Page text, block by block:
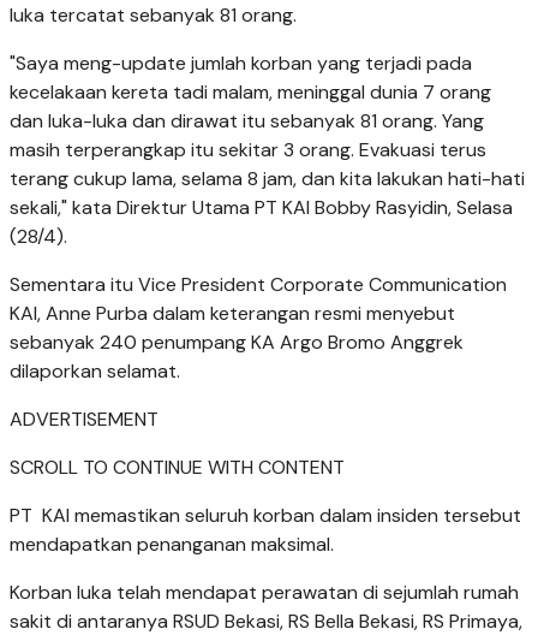
luka tercatat sebanyak 81 orang.
"Saya meng-update jumlah korban yang terjadi pada
kecelakaan kereta tadi malam, meninggal dunia 7 orang
dan luka-luka dan dirawat itu sebanyak 81 orang. Yang
masih terperangkap itu sekitar 3 orang. Evakuasi terus
terang cukup lama, selama 8 jam, dan kita lakukan hati-hati
sekali," kata Direktur Utama PT KAI Bobby Rasyidin, Selasa
(28/4).
Sementara itu Vice President Corporate Communication
KAI, Anne Purba dalam keterangan resmi menyebut
sebanyak 240 penumpang KA Argo Bromo Anggrek
dilaporkan selamat.
ADVERTISEMENT
SCROLL TO CONTINUE WITH CONTENT
PT KAI memastikan seluruh korban dalam insiden tersebut
mendapatkan penanganan maksimal.
Korban luka telah mendapat perawatan di sejumlah rumah
sakit di antaranya RSUD Bekasi, RS Bella Bekasi, RS Primaya,